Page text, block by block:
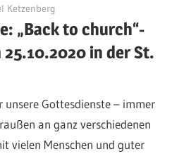
Ketzenberg
„Back to church“-
in der St.
unsere Gottesdienste – immer
an ganz verschiedenen
vielen Menschen und guter